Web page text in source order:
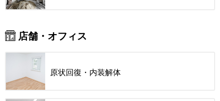
店舗・オフィス
原状回復・内装解体